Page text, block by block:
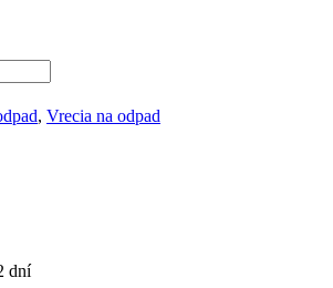
, Vrecia na odpad
dní